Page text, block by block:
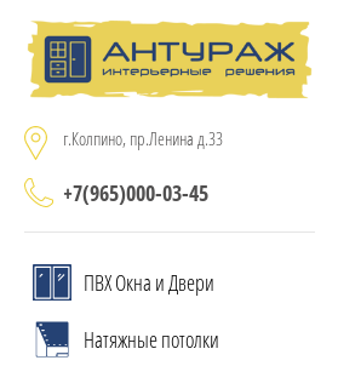
г.Колпино, пр.Ленина д.33
+7(965)000-03-45
ПВХ Окна и Двери
Натяжные потолки